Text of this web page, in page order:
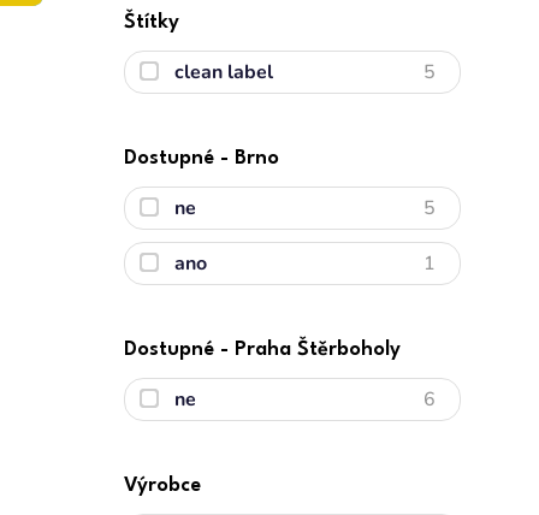
Štítky
clean label 5
Dostupné - Brno
ne 5
ano 1
Dostupné - Praha Štěrboholy
ne 6
Výrobce